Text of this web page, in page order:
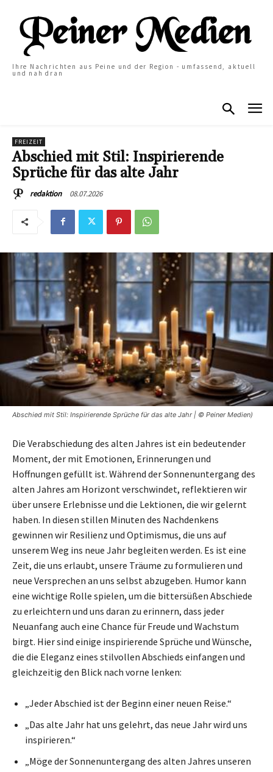
Ihre Nachrichten aus Peine und der Region - umfassend, aktuell
und nah dran
FREIZEIT
Abschied mit Stil: Inspirierende
Sprüche für das alte Jahr
redaktion 08.07.2026
Abschied mit Stil: Inspirierende Sprüche für das alte Jahr | © Peiner Medien)
Die Verabschiedung des alten Jahres ist ein bedeutender
Moment, der mit Emotionen, Erinnerungen und
Hoffnungen gefüllt ist. Während der Sonnenuntergang des
alten Jahres am Horizont verschwindet, reflektieren wir
über unsere Erlebnisse und die Lektionen, die wir gelernt
haben. In diesen stillen Minuten des Nachdenkens
gewinnen wir Resilienz und Optimismus, die uns auf
unserem Weg ins neue Jahr begleiten werden. Es ist eine
Zeit, die uns erlaubt, unsere Träume zu formulieren und
neue Versprechen an uns selbst abzugeben. Humor kann
eine wichtige Rolle spielen, um die bittersüßen Abschiede
zu erleichtern und uns daran zu erinnern, dass jeder
Neuanfang auch eine Chance für Freude und Wachstum
birgt. Hier sind einige inspirierende Sprüche und Wünsche,
die die Eleganz eines stilvollen Abschieds einfangen und
gleichzeitig den Blick nach vorne lenken:
„Jeder Abschied ist der Beginn einer neuen Reise.“
„Das alte Jahr hat uns gelehrt, das neue Jahr wird uns
inspirieren.“
„Möge der Sonnenuntergang des alten Jahres unseren